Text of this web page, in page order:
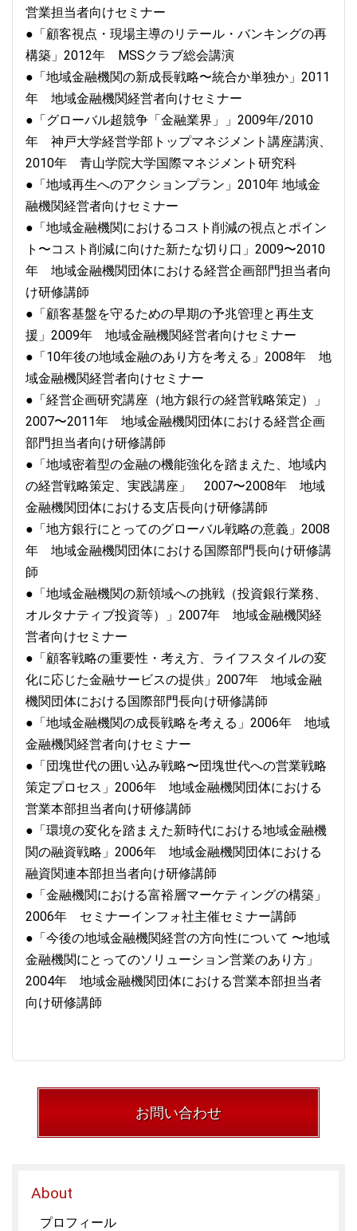
営業担当者向けセミナー
●「顧客視点・現場主導のリテール・バンキングの再
構築」2012年 MSSクラブ総会講演
●「地域金融機関の新成長戦略〜統合か単独か」2011
年 地域金融機関経営者向けセミナー
●「グローバル超競争「金融業界」」2009年/2010
年 神戸大学経営学部トップマネジメント講座講演、
2010年 青山学院大学国際マネジメント研究科
●「地域再生へのアクションプラン」2010年 地域金
融機関経営者向けセミナー
●「地域金融機関におけるコスト削減の視点とポイン
ト〜コスト削減に向けた新たな切り口」2009〜2010
年 地域金融機関団体における経営企画部門担当者向
け研修講師
●「顧客基盤を守るための早期の予兆管理と再生支
援」2009年 地域金融機関経営者向けセミナー
●「10年後の地域金融のあり方を考える」2008年 地
域金融機関経営者向けセミナー
●「経営企画研究講座（地方銀行の経営戦略策定）」
2007〜2011年 地域金融機関団体における経営企画
部門担当者向け研修講師
●「地域密着型の金融の機能強化を踏まえた、地域内
の経営戦略策定、実践講座」 2007〜2008年 地域
金融機関団体における支店長向け研修講師
●「地方銀行にとってのグローバル戦略の意義」2008
年 地域金融機関団体における国際部門長向け研修講
師
●「地域金融機関の新領域への挑戦（投資銀行業務、
オルタナティブ投資等）」2007年 地域金融機関経
営者向けセミナー
●「顧客戦略の重要性・考え方、ライフスタイルの変
化に応じた金融サービスの提供」2007年 地域金融
機関団体における国際部門長向け研修講師
●「地域金融機関の成長戦略を考える」2006年 地域
金融機関経営者向けセミナー
●「団塊世代の囲い込み戦略〜団塊世代への営業戦略
策定プロセス」2006年 地域金融機関団体における
営業本部担当者向け研修講師
●「環境の変化を踏まえた新時代における地域金融機
関の融資戦略」2006年 地域金融機関団体における
融資関連本部担当者向け研修講師
●「金融機関における富裕層マーケティングの構築」
2006年 セミナーインフォ社主催セミナー講師
●「今後の地域金融機関経営の方向性について 〜地域
金融機関にとってのソリューション営業のあり方」
2004年 地域金融機関団体における営業本部担当者
向け研修講師
お問い合わせ
About
プロフィール